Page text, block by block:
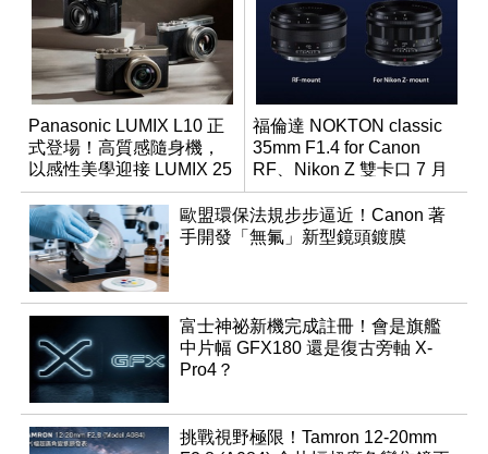
Panasonic LUMIX L10 正
式登場！高質感隨身機，
以感性美學迎接 LUMIX 25
週年
福倫達 NOKTON classic
35mm F1.4 for Canon
RF、Nikon Z 雙卡口 7 月
同步登台
歐盟環保法規步步逼近！Canon 著
手開發「無氟」新型鏡頭鍍膜
富士神祕新機完成註冊！會是旗艦
中片幅 GFX180 還是復古旁軸 X-
Pro4？
挑戰視野極限！Tamron 12-20mm